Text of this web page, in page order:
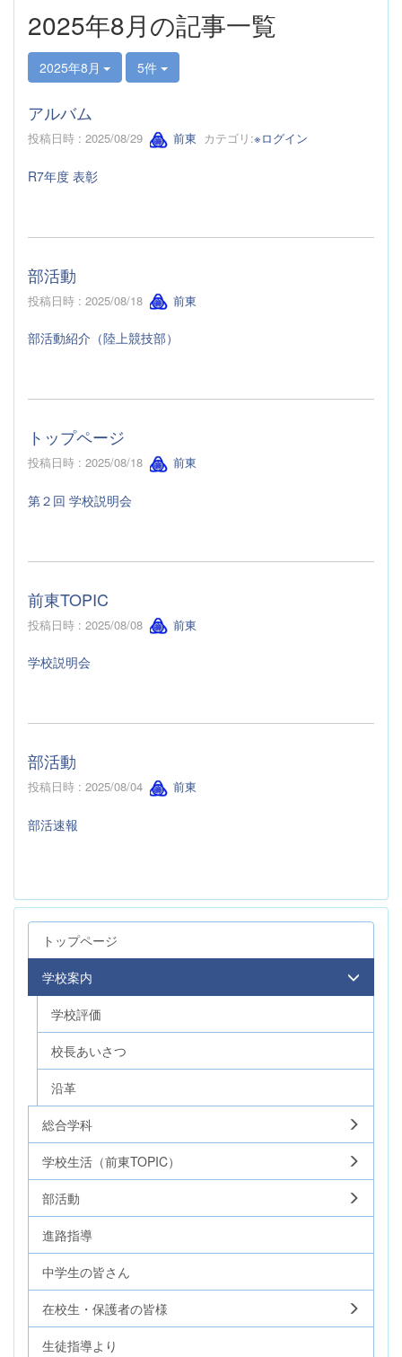
2025年8月の記事一覧
2025年8月 5件
アルバム
投稿日時 : 2025/08/29 前東 カテゴリ:※ログイン
R7年度 表彰
部活動
投稿日時 : 2025/08/18 前東
部活動紹介（陸上競技部）
トップページ
投稿日時 : 2025/08/18 前東
第２回 学校説明会
前東TOPIC
投稿日時 : 2025/08/08 前東
学校説明会
部活動
投稿日時 : 2025/08/04 前東
部活速報
トップページ
学校案内
学校評価
校長あいさつ
沿革
総合学科
学校生活（前東TOPIC）
部活動
進路指導
中学生の皆さん
在校生・保護者の皆様
生徒指導より